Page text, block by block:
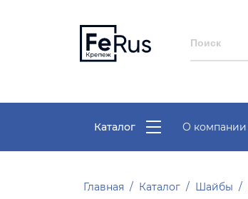
Каталог О компании
Главная Каталог Шайбы